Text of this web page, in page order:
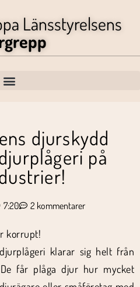
Länsstyrelsens
djurskydd
på
7:20 2 kommentarer
korrupt!
klarar sig helt från
får plåga djur hur mycket